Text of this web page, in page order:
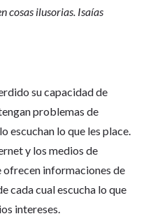
cosas ilusorias. Isaías
su capacidad de
problemas de
escuchan lo que les place.
y los medios de
informaciones de
cada cual escucha lo que
intereses.